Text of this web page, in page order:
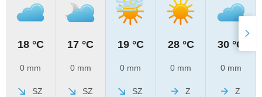
18 °C
0 mm
SZ
17 °C
0 mm
SZ
19 °C
0 mm
SZ
28 °C
0 mm
Z
30 °C
0 mm
Z